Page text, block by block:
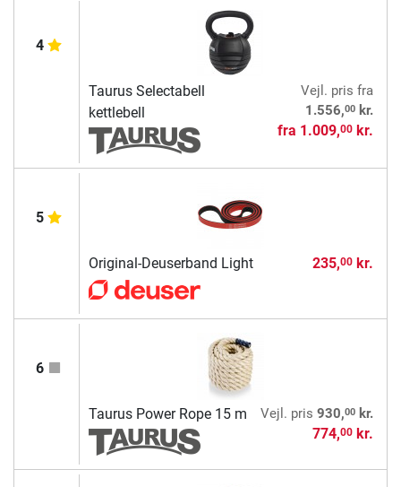
4
Taurus Selectabell
kettlebell
Vejl. pris fra
1.556,00kr.
fra 1.009,00kr.
5
Original-Deuserband Light 235,00kr.
6
Taurus Power Rope 15 m Vejl. pris 930,00kr.
774,00kr.